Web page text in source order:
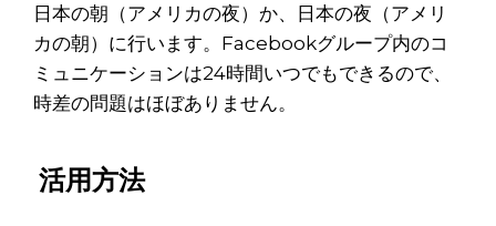
日本の朝（アメリカの夜）か、日本の夜（アメリ
カの朝）に行います。Facebookグループ内のコ
ミュニケーションは24時間いつでもできるので、
時差の問題はほぼありません。
活用方法